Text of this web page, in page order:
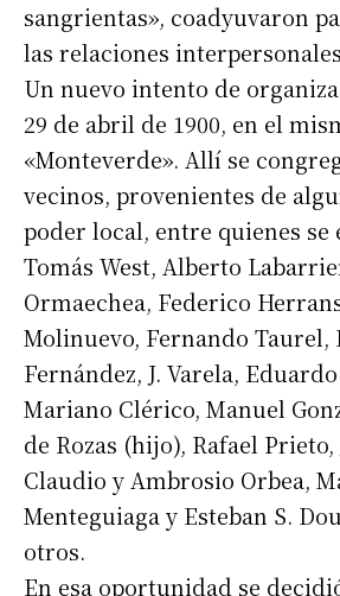
sangrientas», coadyuvaron
las relaciones
Un nuevo intento de
29 de abril de 1900, en el
«Monteverde». Allí se
vecinos, provenientes de
poder local, entre quienes se
Tomás West, Alberto
Ormaechea, Federico
Molinuevo, Fernando Taurel,
Fernández, J. Varela,
Mariano Clérico, Manuel
de Rozas (hijo), Rafael Prieto,
Claudio y Ambrosio Orbea,
Menteguiaga y Esteban S.
otros.
En esa oportunidad se